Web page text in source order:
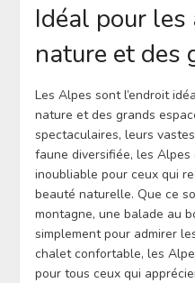
Idéal pour les
nature et des
Les Alpes sont l’endroit
nature et des grands
spectaculaires, leurs
faune diversifiée, les
inoubliable pour ceux qui
beauté naturelle. Que ce
montagne, une balade au
simplement pour admirer
chalet confortable, les
pour tous ceux qui